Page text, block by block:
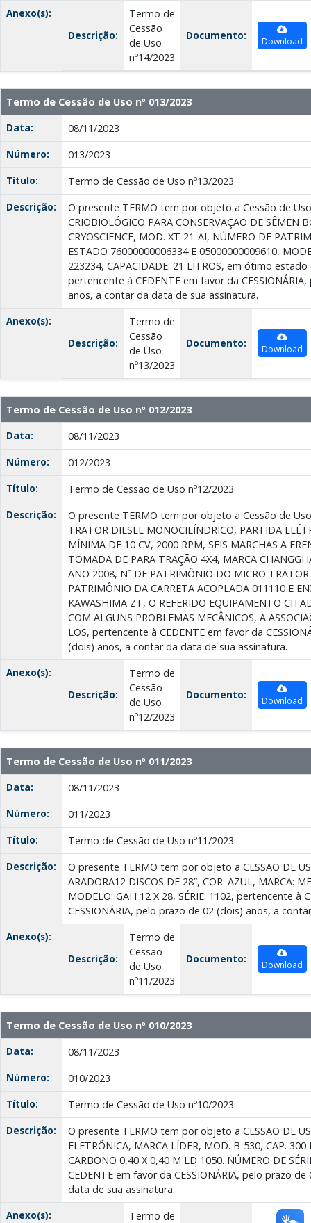
Anexo(s):
Descrição:
Termo de
Cessão
de Uso
nº14/2023
Documento: Download
Termo de Cessão de Uso nº 013/2023
Data:
08/11/2023
Número:
013/2023
Título:
Termo de Cessão de Uso nº13/2023
Descrição:
O presente TERMO tem por objeto a Cessão de
CRIOBIOLÓGICO PARA CONSERVAÇÃO DE SÊMEN
CRYOSCIENCE, MOD. XT 21-AI, NÚMERO DE
ESTADO 76000000006334 E 05000000009610,
223234, CAPACIDADE: 21 LITROS, em ótimo
pertencente à CEDENTE em favor da
anos, a contar da data de sua assinatura.
Anexo(s):
Descrição:
Termo de
Cessão
de Uso
nº13/2023
Documento: Download
Termo de Cessão de Uso nº 012/2023
Data:
08/11/2023
Número:
012/2023
Título:
Termo de Cessão de Uso nº12/2023
Descrição:
O presente TERMO tem por objeto a Cessão de
TRATOR DIESEL MONOCILÍNDRICO, PARTIDA
MÍNIMA DE 10 CV, 2000 RPM, SEIS MARCHAS A
TOMADA DE PARA TRAÇÃO 4X4, MARCA
ANO 2008, Nº DE PATRIMÔNIO DO MICRO
PATRIMÔNIO DA CARRETA ACOPLADA 011110 E
KAWASHIMA ZT, O REFERIDO EQUIPAMENTO
COM ALGUNS PROBLEMAS MECÂNICOS, A
LOS, pertencente à CEDENTE em favor da
(dois) anos, a contar da data de sua assinatura.
Anexo(s):
Descrição:
Termo de
Cessão
de Uso
nº12/2023
Documento: Download
Termo de Cessão de Uso nº 011/2023
Data:
08/11/2023
Número:
011/2023
Título:
Termo de Cessão de Uso nº11/2023
Descrição:
O presente TERMO tem por objeto a CESSÃO DE
ARADORA12 DISCOS DE 28”, COR: AZUL, MARCA:
MODELO: GAH 12 X 28, SÉRIE: 1102, pertencente à
CESSIONÁRIA, pelo prazo de 02 (dois) anos, a
Anexo(s):
Descrição:
Termo de
Cessão
de Uso
nº11/2023
Documento: Download
Termo de Cessão de Uso nº 010/2023
Data:
08/11/2023
Número:
010/2023
Título:
Termo de Cessão de Uso nº10/2023
Descrição:
O presente TERMO tem por objeto a CESSÃO DE
ELETRÔNICA, MARCA LÍDER, MOD. B-530, CAP. 300
CARBONO 0,40 X 0,40 M LD 1050. NÚMERO DE
CEDENTE em favor da CESSIONÁRIA, pelo prazo
data de sua assinatura.
Anexo(s):
Termo de